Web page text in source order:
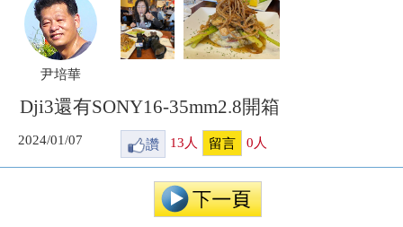
尹培華
Dji3還有SONY16-35mm2.8開箱
2024/01/07 讚 13 人 留言 0 人